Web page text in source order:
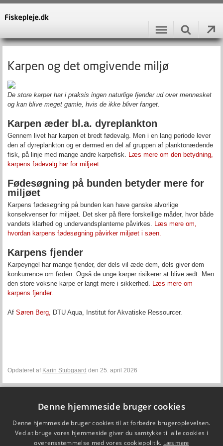
Karpen og det omgivende miljø
De store karper har i praksis ingen naturlige fjender ud over mennesket
og kan blive meget gamle, hvis de ikke bliver fanget.
Karpen æder bl.a. dyreplankton
Gennem livet har karpen et bredt fødevalg. Men i en lang periode lever
den af dyreplankton og er dermed en del af gruppen af planktonædende
fisk, på linje med mange andre karpefisk. Læs mere om den betydning,
karpens fødevalg har for miljøet.
Fødesøgning på bunden betyder mere for
miljøet
Karpens fødesøgning på bunden kan have ganske alvorlige
konsekvenser for miljøet. Det sker på flere forskellige måder, hvor både
vandets klarhed og undervandsplanterne påvirkes. Læs mere om,
hvordan karpens fødesøgning påvirker miljøet i søen.
Karpens fjender
Karpeyngel har mange fjender, der dels vil æde dem, dels giver dem
konkurrence om føden. Også de unge karper risikerer at blive ædt. Men
den store voksne karpe er langt mere i sikkerhed. Læs mere om
karpens fjender.
Af Søren Berg, DTU Aqua, Institut for Akvatiske Ressourcer.
Opdateret af Karin Stubgaard den 25. april 2026
DTU Aqua - Institut for Akvatiske Ressourcer
Vejlsøvej 39
8600 Silkeborg
Denne hjemmeside bruger cookies
Denne hjemmeside bruger cookies til at forbedre brugeroplevelsen.
Ved at bruge vores hjemmeside giver du samtykke til alle cookies i
overensstemmelse med vores cookiepolitik. Læs mere